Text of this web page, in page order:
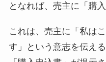
となれば、売主に「購
これは、売主に「私は
す」という意志を伝え